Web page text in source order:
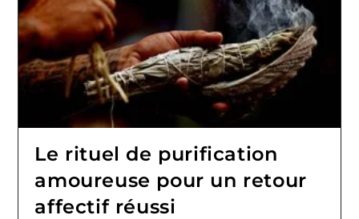
Le rituel de purification
amoureuse pour un retour
affectif réussi